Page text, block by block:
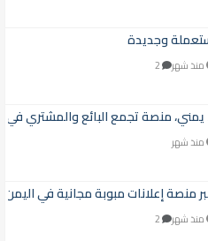
وجديدة
منذ شهر
منصة تجمع البائع والمشتري
منذ شهر
منصة إعلانات مبوبة مجانية في اليمن
منذ شهر